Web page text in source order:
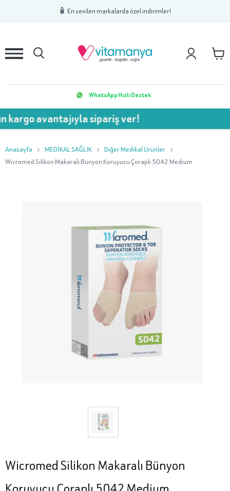
🧴 En sevilen markalarda özel indirimler!
2 3
WhatsApp Hızlı Destek
sipariş ver!
Anasayfa MEDİKAL SAĞLIK
Diğer Medikal Ürünler
Wicromed Silikon Makaralı Bünyon Koruyucu Çoraplı 5042 Medium
Wicromed Silikon Makaralı Bünyon